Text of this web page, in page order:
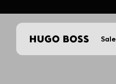
Sale